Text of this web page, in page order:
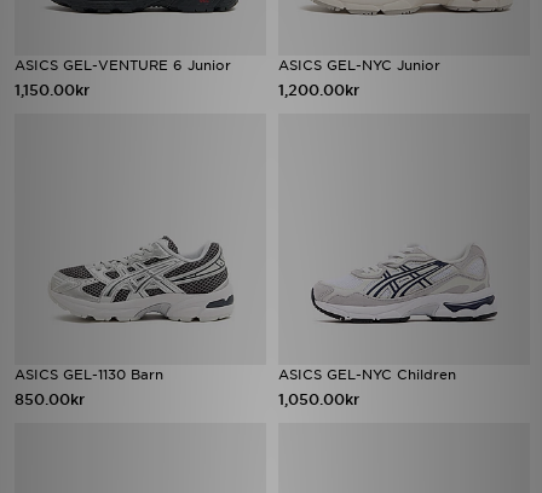
ASICS GEL-VENTURE 6 Junior
1,150.00kr
ASICS GEL-NYC Junior
1,200.00kr
ASICS GEL-1130 Barn
850.00kr
ASICS GEL-NYC Children
1,050.00kr